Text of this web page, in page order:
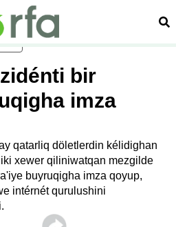
bir
imza
qatarliq döletlerdin kélidighan
xewer qiliniwatqan mezgilde
buyruqigha imza qoyup,
intérnét qurulushini